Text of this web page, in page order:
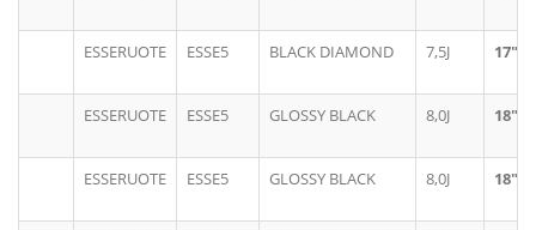
ESSERUOTE ESSE5 BLACK DIAMOND 7,5J 17"
ESSERUOTE ESSE5 GLOSSY BLACK 8,0J 18"
ESSERUOTE ESSE5 GLOSSY BLACK 8,0J 18"